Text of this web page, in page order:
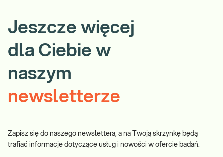
Jeszcze więcej
dla Ciebie w
naszym
newsletterze
Zapisz się do naszego newslettera, a na Twoją skrzynkę będą
trafiać informacje dotyczące usług i nowości w ofercie badań.